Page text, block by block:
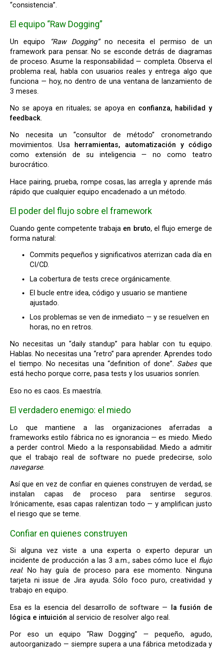
“consistencia”.
El equipo “Raw Dogging”
Un equipo “Raw Dogging”no necesita el permiso de un
framework para pensar. No se esconde detrás de diagramas
de proceso. Asume la responsabilidad — completa. Observa el
problema real, habla con usuarios reales y entrega algo que
funciona — hoy, no dentro de una ventana de lanzamiento de
3 meses.
No se apoya en rituales; se apoya en confianza, habilidad y
feedback.
No necesita un “consultor de método” cronometrando
movimientos. Usa herramientas, automatización y código
como extensión de su inteligencia — no como teatro
burocrático.
Hace pairing, prueba, rompe cosas, las arregla y aprende más
rápido que cualquier equipo encadenado a un método.
El poder del flujo sobre el framework
Cuando gente competente trabaja en bruto, el flujo emerge de
forma natural:
Commits pequeños y significativos aterrizan cada día en
CI/CD.
La cobertura de tests crece orgánicamente.
El bucle entre idea, código y usuario se mantiene
ajustado.
Los problemas se ven de inmediato — y se resuelven en
horas, no en retros.
No necesitas un “daily standup” para hablar con tu equipo.
Hablas. No necesitas una “retro” para aprender. Aprendes todo
el tiempo. No necesitas una “definition of done”. Sabesque
está hecho porque corre, pasa tests y los usuarios sonríen.
Eso no es caos. Es maestría.
El verdadero enemigo: el miedo
Lo que mantiene a las organizaciones aferradas a
frameworks estilo fábrica no es ignorancia — es miedo. Miedo
a perder control. Miedo a la responsabilidad. Miedo a admitir
que el trabajo real de software no puede predecirse, solo
navegarse.
Así que en vez de confiar en quienes construyen de verdad, se
instalan capas de proceso para sentirse seguros.
Irónicamente, esas capas ralentizan todo — y amplifican justo
el riesgo que se teme.
Confiar en quienes construyen
Si alguna vez viste a una experta o experto depurar un
incidente de producción a las 3 a.m., sabes cómo luce el flujo
real. No hay guía de proceso para ese momento. Ninguna
tarjeta ni issue de Jira ayuda. Sólo foco puro, creatividad y
trabajo en equipo.
Esa es la esencia del desarrollo de software —
la fusión de
lógica e intuición al servicio de resolver algo real.
Por eso un equipo “Raw Dogging” — pequeño, agudo,
autoorganizado — siempre supera a una fábrica metodizada y